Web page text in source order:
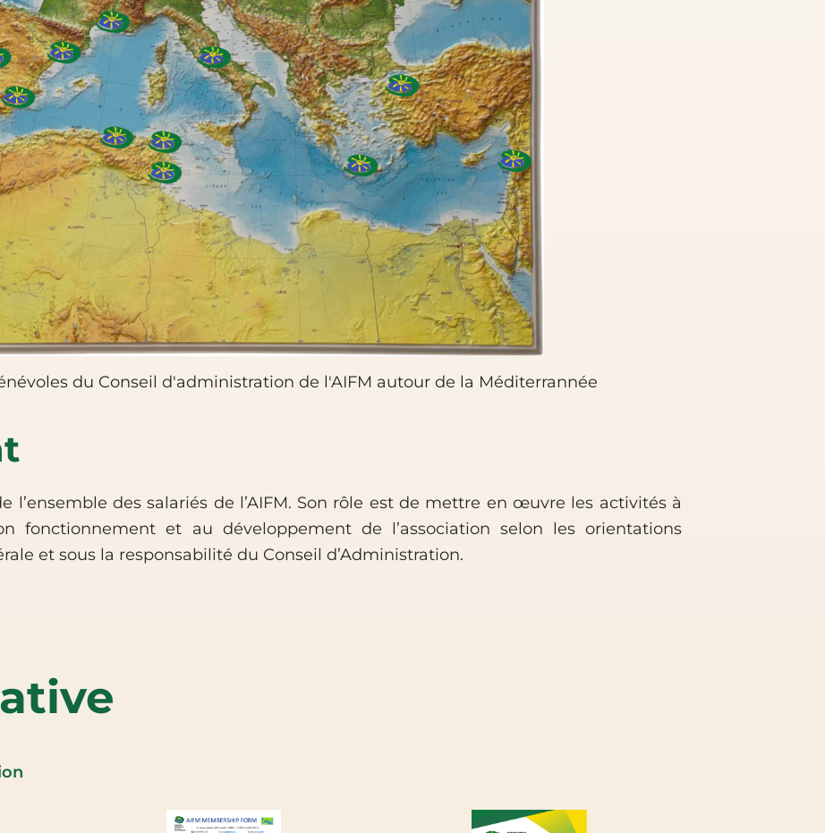
du Conseil d'administration de l'AIFM autour de la Méditerrannée
l’ensemble des salariés de l’AIFM. Son rôle est de mettre en œuvre les activités à
fonctionnement et au développement de l’association selon les orientations
et sous la responsabilité du Conseil d’Administration.